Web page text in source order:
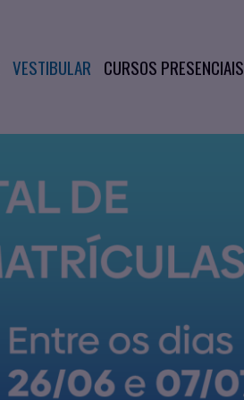
VESTIBULAR CURSOS PRESENCIAIS